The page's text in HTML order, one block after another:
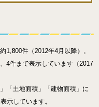
1,800件（2012年4月以降）。
4件まで表示しています（2017
「土地面積」「建物面積」に
示しています。